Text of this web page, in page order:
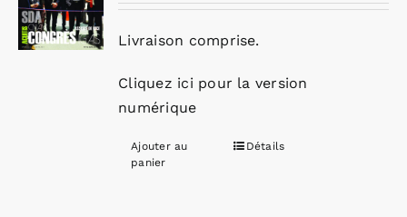
Livraison comprise.
Cliquez ici pour la version
numérique
Ajouter au
panier
Détails